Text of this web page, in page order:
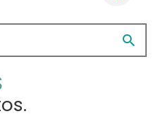
Buscar
search